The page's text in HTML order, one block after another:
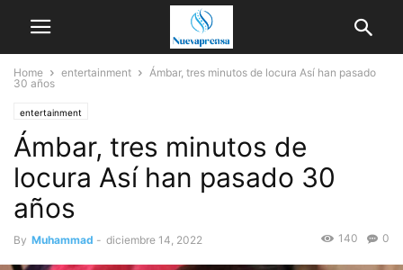
Home entertainment
Ámbar, tres minutos de locura Así han pasado
30 años
entertainment
Ámbar, tres minutos de
locura Así han pasado 30
años
By Muhammad - diciembre 14, 2022 0
140